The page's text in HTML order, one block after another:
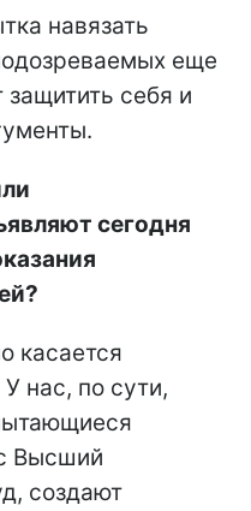
навязать
еще
защитить себя и
сегодня
касается
нас, по сути,
Высший
создают